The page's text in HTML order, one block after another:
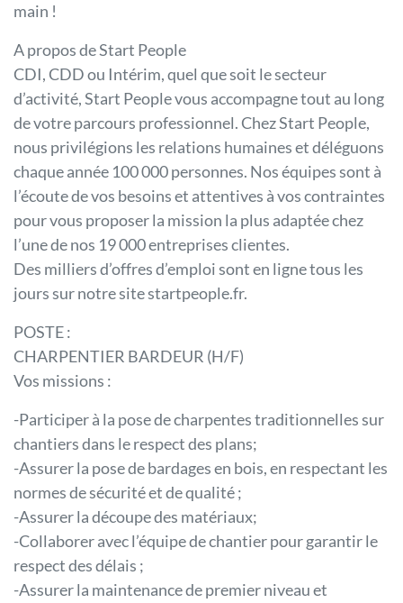
main !
A propos de Start People
CDI, CDD ou Intérim, quel que soit le secteur
d’activité, Start People vous accompagne tout au long
de votre parcours professionnel. Chez Start People,
nous privilégions les relations humaines et déléguons
chaque année 100 000 personnes. Nos équipes sont à
l’écoute de vos besoins et attentives à vos contraintes
pour vous proposer la mission la plus adaptée chez
l’une de nos 19 000 entreprises clientes.
Des milliers d’offres d’emploi sont en ligne tous les
jours sur notre site startpeople.fr.
POSTE :
CHARPENTIER BARDEUR (H/F)
Vos missions :
-Participer à la pose de charpentes traditionnelles sur
chantiers dans le respect des plans;
-Assurer la pose de bardages en bois, en respectant les
normes de sécurité et de qualité ;
-Assurer la découpe des matériaux;
-Collaborer avec l’équipe de chantier pour garantir le
respect des délais ;
-Assurer la maintenance de premier niveau et